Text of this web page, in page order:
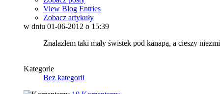
View Blog Entries
Zobacz artykuły
w dniu 01-06-2012 o 15:39
Znalazłem taki mały świstek pod kanapą, a cieszy
Kategorie
Bez kategorii